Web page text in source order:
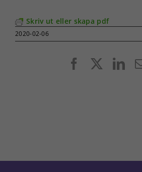
Skriv ut eller skapa pdf
2020-02-06
Facebook